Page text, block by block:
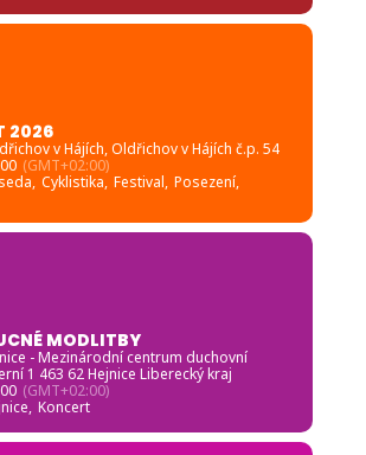
2026
v Hájích, Oldřichov v Hájích č.p. 54
(GMT+02:00)
Cyklistika, Festival, Posezení,
MODLITBY
- Mezinárodní centrum duchovní
1 463 62 Hejnice Liberecký kraj
(GMT+02:00)
Koncert